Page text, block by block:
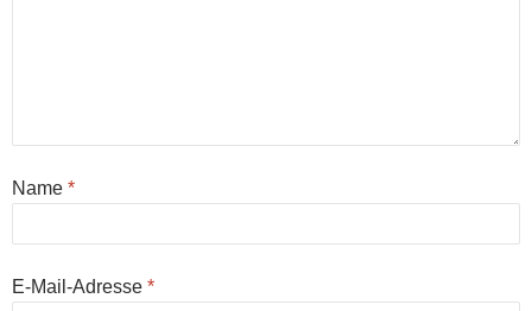
Name *
E-Mail-Adresse *